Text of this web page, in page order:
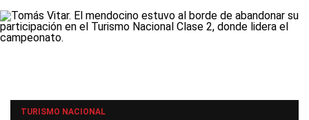
TURISMO NACIONAL